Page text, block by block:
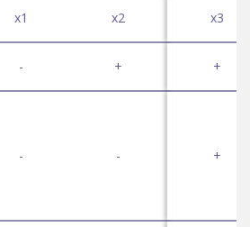
x1 x2 x3
- + +
- - +